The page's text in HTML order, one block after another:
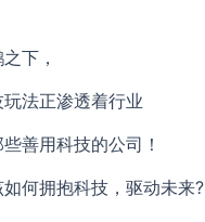
下，
法正渗透着行业
善用科技的公司！
何拥抱科技，驱动未来?